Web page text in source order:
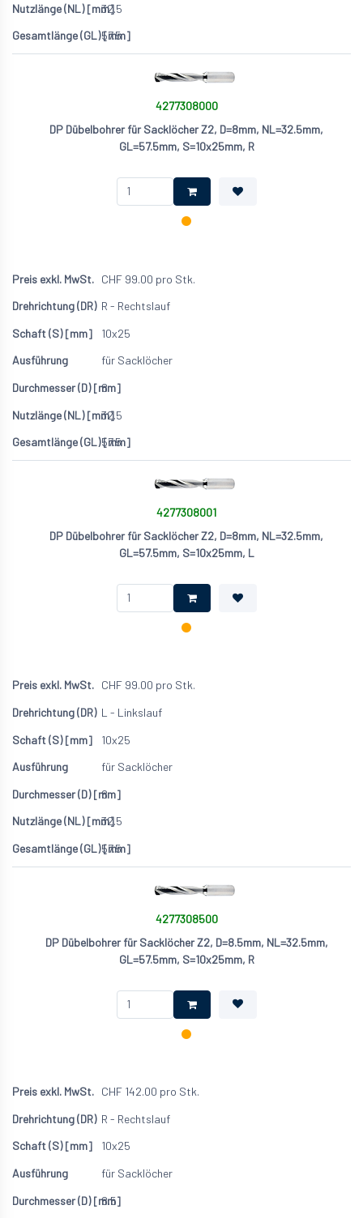
32.5
57.5
4277308000
DP Dübelbohrer für Sacklöcher Z2, D=8mm, NL=32.5mm,
GL=57.5mm, S=10x25mm, R
CHF 99.00 pro Stk.
R - Rechtslauf
10x25
für Sacklöcher
8
32.5
57.5
4277308001
DP Dübelbohrer für Sacklöcher Z2, D=8mm, NL=32.5mm,
GL=57.5mm, S=10x25mm, L
CHF 99.00 pro Stk.
L - Linkslauf
10x25
für Sacklöcher
8
32.5
57.5
4277308500
DP Dübelbohrer für Sacklöcher Z2, D=8.5mm, NL=32.5mm,
GL=57.5mm, S=10x25mm, R
CHF 142.00 pro Stk.
R - Rechtslauf
10x25
für Sacklöcher
8.5